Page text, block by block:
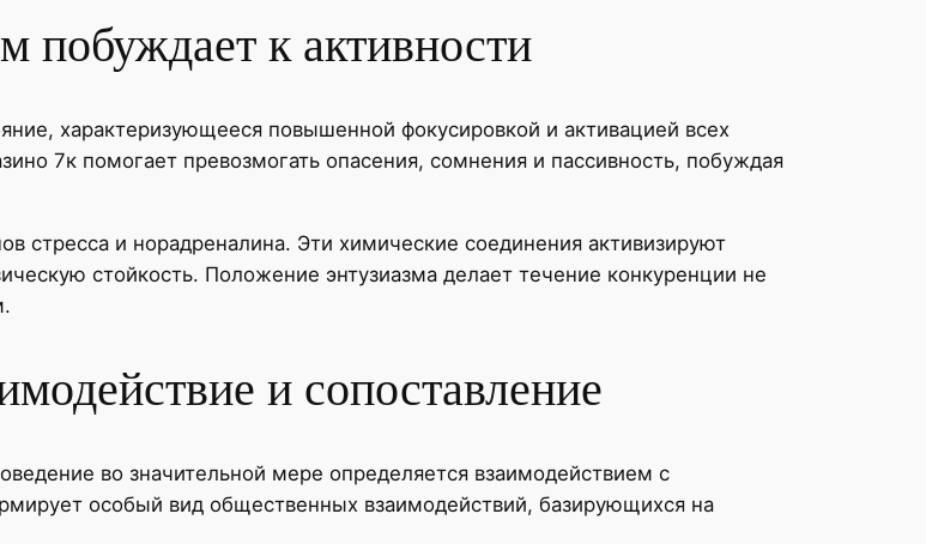
побуждает к активности
характеризующееся повышенной фокусировкой и активацией всех
7к помогает превозмогать опасения, сомнения и пассивность, побуждая
стресса и норадреналина. Эти химические соединения активизируют
стойкость. Положение энтузиазма делает течение конкуренции не
и сопоставление
во значительной мере определяется взаимодействием с
особый вид общественных взаимодействий, базирующихся на